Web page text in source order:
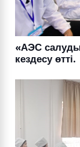
«АЭС
кездесу өтті.